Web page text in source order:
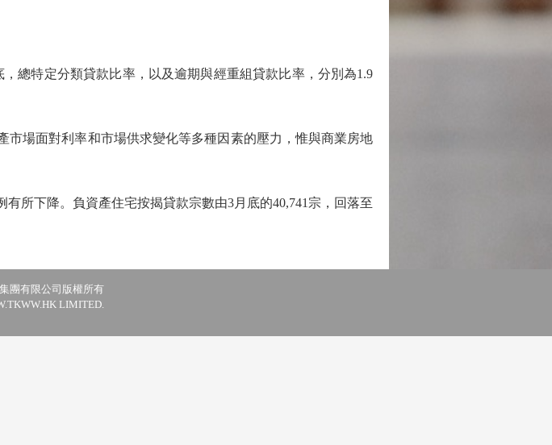
特定分類貸款比率，以及逾期與經重組貸款比率，分別為1.9
場面對利率和市場供求變化等多種因素的壓力，惟與商業房地
下降。負資產住宅按揭貸款宗數由3月底的40,741宗，回落至
團有限公司版權所有
LIMITED.